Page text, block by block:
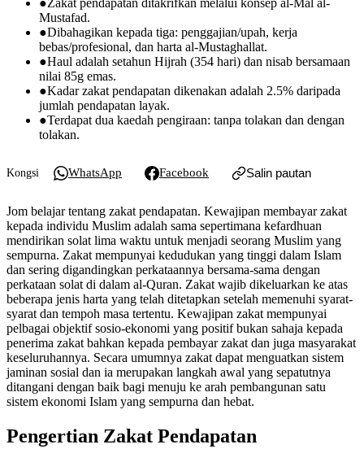
Mustafad.
●Dibahagikan kepada tiga: penggajian/upah, kerja
bebas/profesional, dan harta al-Mustaghallat.
●Haul adalah setahun Hijrah (354 hari) dan nisab bersamaan
nilai 85g emas.
●Kadar zakat pendapatan dikenakan adalah 2.5% daripada
jumlah pendapatan layak.
●Terdapat dua kaedah pengiraan: tanpa tolakan dan dengan
tolakan.
Kongsi WhatsApp Facebook Salin pautan
Jom belajar tentang zakat pendapatan. Kewajipan membayar zakat
kepada individu Muslim adalah sama sepertimana kefardhuan
mendirikan solat lima waktu untuk menjadi seorang Muslim yang
sempurna. Zakat mempunyai kedudukan yang tinggi dalam Islam
dan sering digandingkan perkataannya bersama-sama dengan
perkataan solat di dalam al-Quran. Zakat wajib dikeluarkan ke atas
beberapa jenis harta yang telah ditetapkan setelah memenuhi syarat-
syarat dan tempoh masa tertentu. Kewajipan zakat mempunyai
pelbagai objektif sosio-ekonomi yang positif bukan sahaja kepada
penerima zakat bahkan kepada pembayar zakat dan juga masyarakat
keseluruhannya. Secara umumnya zakat dapat menguatkan sistem
jaminan sosial dan ia merupakan langkah awal yang sepatutnya
ditangani dengan baik bagi menuju ke arah pembangunan satu
sistem ekonomi Islam yang sempurna dan hebat.
Pengertian Zakat Pendapatan